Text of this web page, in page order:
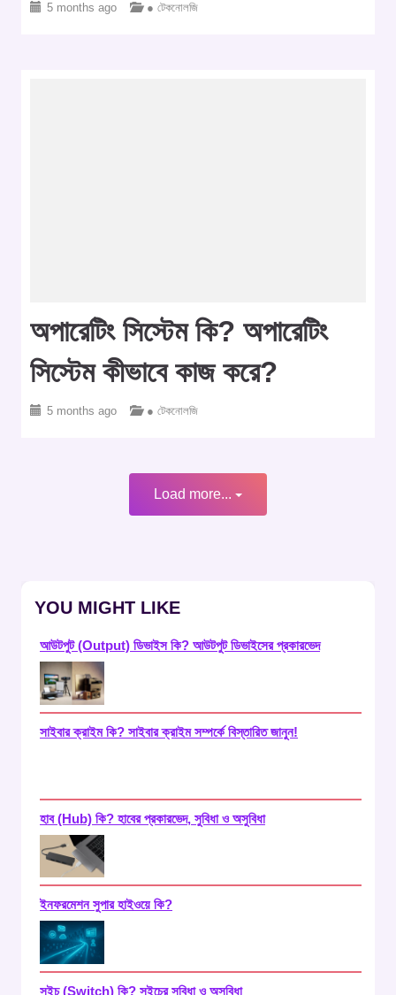
5 months ago ● টেকনোলজি
অপারেটিং সিস্টেম কি? অপারেটিং
সিস্টেম কীভাবে কাজ করে?
5 months ago ● টেকনোলজি
Load more...
YOU MIGHT LIKE
আউটপুট (Output) ডিভাইস কি? আউটপুট ডিভাইসের প্রকারভেদ
সাইবার ক্রাইম কি? সাইবার ক্রাইম সম্পর্কে বিস্তারিত জানুন!
হাব (Hub) কি? হাবের প্রকারভেদ, সুবিধা ও অসুবিধা
ইনফরমেশন সুপার হাইওয়ে কি?
সুইচ (Switch) কি? সুইচের সুবিধা ও অসুবিধা